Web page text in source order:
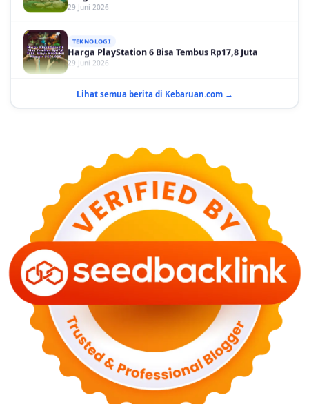
29 Juni 2026
Terduga
Bahaya Memakai Softlens untuk Mata yang Jarang
Diketahui
29 Juni 2026
NASIONAL
PLN Kalimantan Lakukan Manajemen Beban
Akibat Gangguan PLTGU
29 Juni 2026
KEUANGAN & INVESTASI
Harga Minyak Dunia Hari Ini Naik, WTI dan Brent
Sama-sama Menguat
GAYA HIDUP
Sinopsis Film Marauders, Misteri Perampokan
Bank dengan Konspirasi Tersembunyi
30 Juni 2026
OLAH RAGA
Hasil Brasil vs Jepang 2-1: Comeback Dramatis, Gol
Lihat semua berita di Kebaruan.com →